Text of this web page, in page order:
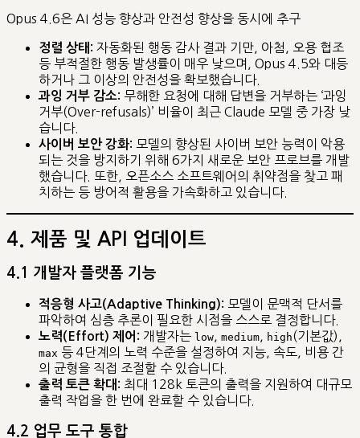
Opus 4.6은 AI 성능 향상과 안전성 향상을 동시에 추구
정렬 상태: 자동화된 행동 감사 결과 기만, 아첨, 오용 협조
등 부적절한 행동 발생률이 매우 낮으며, Opus 4.5와 대등
하거나 그 이상의 안전성을 확보했습니다.
과잉 거부 감소: 무해한 요청에 대해 답변을 거부하는 ‘과잉
거부(Over-refusals)’ 비율이 최근 Claude 모델 중 가장 낮
습니다.
사이버 보안 강화: 모델의 향상된 사이버 보안 능력이 악용
되는 것을 방지하기 위해 6가지 새로운 보안 프로브를 개발
했습니다. 또한, 오픈소스 소프트웨어의 취약점을 찾고 패
치하는 등 방어적 활용을 가속화하고 있습니다.
4. 제품 및 API 업데이트
4.1 개발자 플랫폼 기능
적응형 사고(Adaptive Thinking): 모델이 문맥적 단서를
파악하여 심층 추론이 필요한 시점을 스스로 결정합니다.
노력(Effort) 제어: 개발자는 low medium high(기본값),
max 등 4단계의 노력 수준을 설정하여 지능, 속도, 비용 간
의 균형을 직접 조절할 수 있습니다.
출력 토큰 확대: 최대 128k 토큰의 출력을 지원하여 대규모
출력 작업을 한 번에 완료할 수 있습니다.
4.2 업무 도구 통합